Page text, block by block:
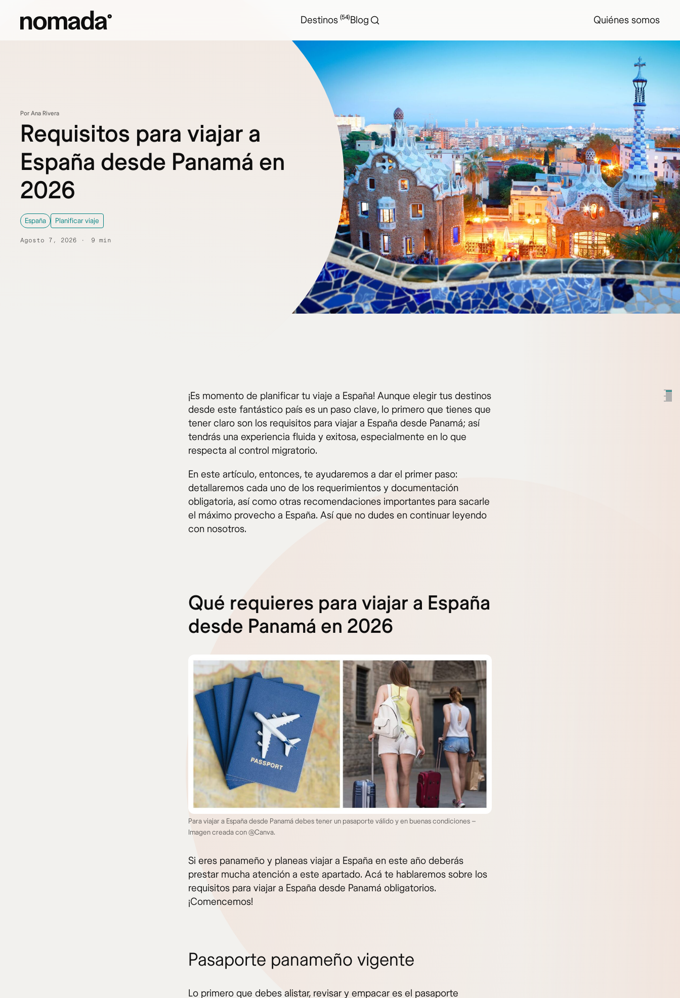
Destinos (54)Blog Quiénes somos
Por Ana Rivera
Requisitos para viajar a
España desde Panamá en
2026
España Planificar viaje
Agosto 7, 2026 9 min
¡Es momento de planificar tu viaje a España! Aunque elegir tus destinos
desde este fantástico país es un paso clave, lo primero que tienes que
tener claro son los requisitos para viajar a España desde Panamá; así
tendrás una experiencia fluida y exitosa, especialmente en lo que
respecta al control migratorio.
En este artículo, entonces, te ayudaremos a dar el primer paso:
detallaremos cada uno de los requerimientos y documentación
obligatoria, así como otras recomendaciones importantes para sacarle
el máximo provecho a España. Así que no dudes en continuar leyendo
con nosotros.
Qué requieres para viajar a España
desde Panamá en 2026
Para viajar a España desde Panamá debes tener un pasaporte válido y en buenas condiciones –
Imagen creada con @Canva.
Si eres panameño y planeas viajar a España en este año deberás
prestar mucha atención a este apartado. Acá te hablaremos sobre los
requisitos para viajar a España desde Panamá obligatorios.
¡Comencemos!
Pasaporte panameño vigente
Lo primero que debes alistar, revisar y empacar es el pasaporte